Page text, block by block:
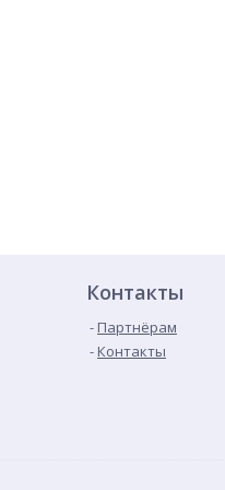
Контакты
Партнёрам
Контакты